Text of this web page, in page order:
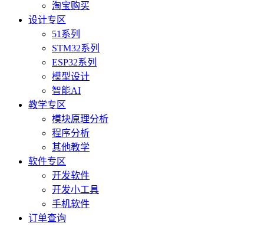
淘宝购买
设计专区
51系列
STM32系列
ESP32系列
模型设计
智能AI
教学专区
模块原理分析
程序分析
其他教学
软件专区
开发软件
开发小工具
手机软件
订单查询